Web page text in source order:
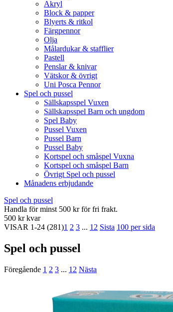
Akryl
Block & papper
Blyerts & ritkol
Färgpennor
Olja
Målardukar & stafflier
Pastell
Penslar & knivar
Vätskor & övrigt
Uni Posca Pennor
Spel och pussel
Sällskapsspel Vuxen
Sällskapsspel Barn och ungdom
Spel Baby
Pussel Vuxen
Pussel Barn
Pussel Baby
Kortspel och småspel Vuxna
Kortspel och småspel Barn
Övrigt Spel och pussel
Månadens erbjudande
Spel och pussel
Handla för minst 500 kr för fri frakt.
500 kr kvar
VISAR 1-24 (281)1 2 3 ... 12 Sista 100 per sida
Spel och pussel
Föregående 1 2 3 ... 12 Nästa